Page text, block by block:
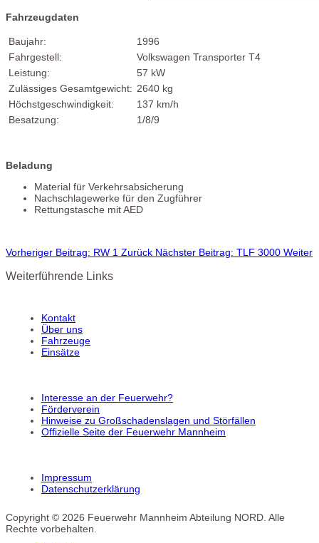
Fahrzeugdaten
Baujahr:
1996
Fahrgestell:
Volkswagen Transporter T4
Leistung:
57 kW
Zulässiges Gesamtgewicht: 2640 kg
Höchstgeschwindigkeit:
137 km/h
Besatzung:
1/8/9
Beladung
Material für Verkehrsabsicherung
Nachschlagewerke für den Zugführer
Rettungstasche mit AED
Vorheriger Beitrag: RW 1 Zurück Nächster Beitrag: TLF 3000 Weiter
Weiterführende Links
Kontakt
Über uns
Fahrzeuge
Einsätze
Interesse an der Feuerwehr?
Förderverein
Hinweise zu Großschadenslagen und Störfällen
Offizielle Seite der Feuerwehr Mannheim
Impressum
Datenschutzerklärung
Copyright © 2026 Feuerwehr Mannheim Abteilung NORD. Alle
Rechte vorbehalten.